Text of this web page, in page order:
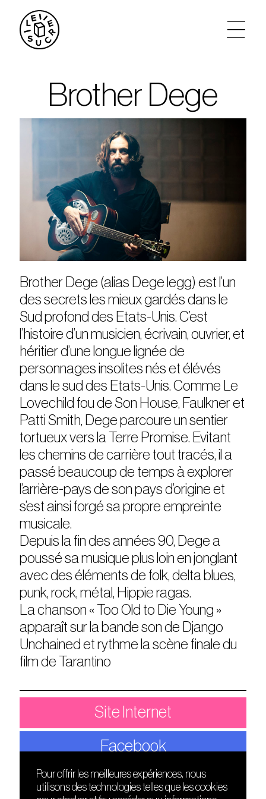
agenda
tickets
le sucre max
partenariats
privatisations
Brother Dege
Brother Dege (alias Dege legg) est l’un
des secrets les mieux gardés dans le
Sud profond des Etats-Unis. C’est
l’histoire d’un musicien, écrivain, ouvrier, et
héritier d’une longue lignée de
personnages insolites nés et élévés
dans le sud des Etats-Unis. Comme Le
Lovechild fou de Son House, Faulkner et
Patti Smith, Dege parcoure un sentier
tortueux vers la Terre Promise. Evitant
les chemins de carrière tout tracés, il a
passé beaucoup de temps à explorer
l’arrière-pays de son pays d’origine et
s’est ainsi forgé sa propre empreinte
musicale.
Depuis la fin des années 90, Dege a
poussé sa musique plus loin en jonglant
avec des éléments de folk, delta blues,
punk, rock, métal, Hippie ragas.
La chanson « Too Old to Die Young »
apparaît sur la bande son de Django
Unchained et rythme la scène finale du
film de Tarantino
Site Internet
Facebook
DÉCOUVRIR
FRIENDS
Pour offrir les meilleures expériences, nous
utilisons des technologies telles que les cookies